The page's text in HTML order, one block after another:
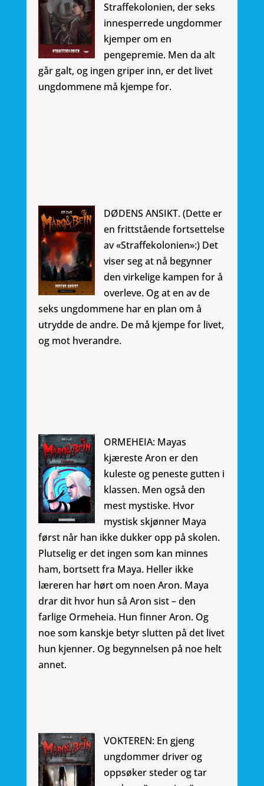
Straffekolonien, der seks
innesperrede ungdommer
kjemper om en
pengepremie. Men da alt
går galt, og ingen griper inn, er det livet
ungdommene må kjempe for.
DØDENS ANSIKT. (Dette er
en frittstående fortsettelse
av «Straffekolonien»:) Det
viser seg at nå begynner
den virkelige kampen for å
overleve. Og at en av de
seks ungdommene har en plan om å
utrydde de andre. De må kjempe for livet,
og mot hverandre.
ORMEHEIA: Mayas
kjæreste Aron er den
kuleste og peneste gutten i
klassen. Men også den
mest mystiske. Hvor
mystisk skjønner Maya
først når han ikke dukker opp på skolen.
Plutselig er det ingen som kan minnes
ham, bortsett fra Maya. Heller ikke
læreren har hørt om noen Aron. Maya
drar dit hvor hun så Aron sist – den
farlige Ormeheia. Hun finner Aron. Og
noe som kanskje betyr slutten på det livet
hun kjenner. Og begynnelsen på noe helt
annet.
VOKTEREN: En gjeng
ungdommer driver og
oppsøker steder og tar